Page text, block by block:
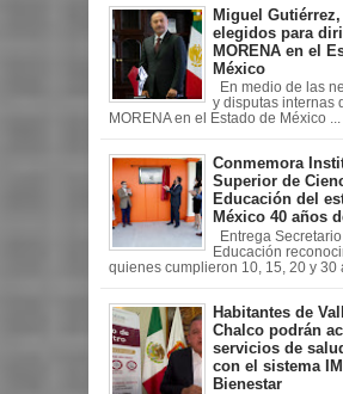
Miguel
elegidos para
MORENA en el
México
En medio de las
y disputas internas
MORENA en el Estado de México ...
Conmemora
Superior de
Educación del
México 40 años
Entrega Secretario
Educación
quienes cumplieron 10, 15, 20 y 30
Habitantes de
Chalco podrán
servicios de
con el sistema
Bienestar